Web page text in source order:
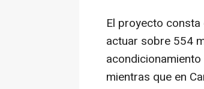
El proyecto consta
actuar sobre 554
mientras que en